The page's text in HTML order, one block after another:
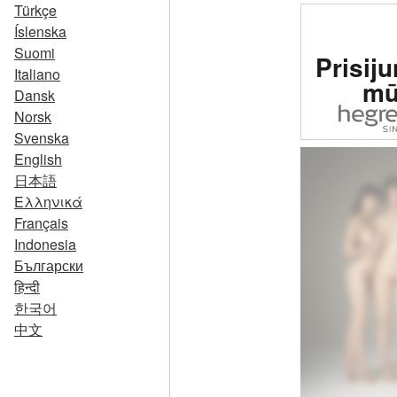
Türkçe
Íslenska
Suomi
Italiano
Dansk
Norsk
Svenska
English
日本語
Ελληνικά
Français
Indonesia
Български
हिन्दी
한국어
中文
erotinė